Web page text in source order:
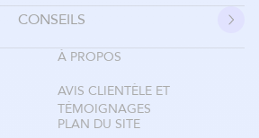
CONSEILS
À PROPOS
AVIS CLIENTÈLE ET
TÉMOIGNAGES
PLAN DU SITE